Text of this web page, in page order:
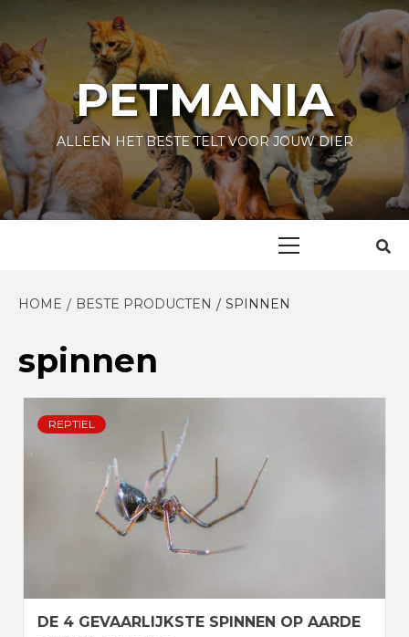
content
PETMANIA
ALLEEN HET BESTE TELT VOOR JOUW DIER
HOME BESTE PRODUCTEN SPINNEN
spinnen
REPTIEL
DE 4 GEVAARLIJKSTE SPINNEN OP AARDE